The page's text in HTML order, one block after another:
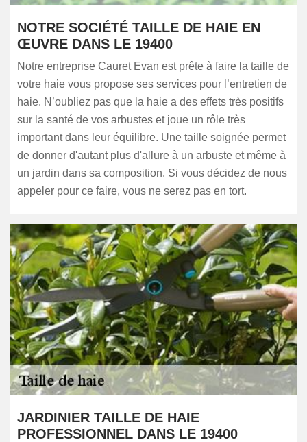
NOTRE SOCIÉTÉ TAILLE DE HAIE EN
ŒUVRE DANS LE 19400
Notre entreprise Cauret Evan est prête à faire la taille de
votre haie vous propose ses services pour l’entretien de
haie. N’oubliez pas que la haie a des effets très positifs
sur la santé de vos arbustes et joue un rôle très
important dans leur équilibre. Une taille soignée permet
de donner d'autant plus d'allure à un arbuste et même à
un jardin dans sa composition. Si vous décidez de nous
appeler pour ce faire, vous ne serez pas en tort.
JARDINIER TAILLE DE HAIE
PROFESSIONNEL DANS LE 19400